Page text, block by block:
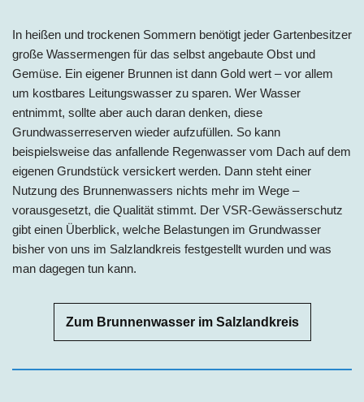
In heißen und trockenen Sommern benötigt jeder Gartenbesitzer
große Wassermengen für das selbst angebaute Obst und
Gemüse. Ein eigener Brunnen ist dann Gold wert – vor allem
um kostbares Leitungswasser zu sparen. Wer Wasser
entnimmt, sollte aber auch daran denken, diese
Grundwasserreserven wieder aufzufüllen. So kann
beispielsweise das anfallende Regenwasser vom Dach auf dem
eigenen Grundstück versickert werden. Dann steht einer
Nutzung des Brunnenwassers nichts mehr im Wege –
vorausgesetzt, die Qualität stimmt. Der VSR-Gewässerschutz
gibt einen Überblick, welche Belastungen im Grundwasser
bisher von uns im Salzlandkreis festgestellt wurden und was
man dagegen tun kann.
Zum Brunnenwasser im Salzlandkreis